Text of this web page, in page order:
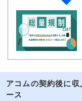
アコムの契約後に
ース